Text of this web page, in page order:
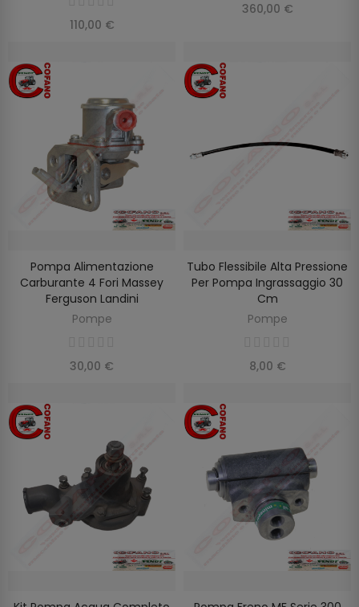
110,00 €
360,00 €
AGGIUNGI AL CARRELLO
Pompa Alimentazione
Carburante 4 Fori Massey
Ferguson Landini
Pompe
30,00 €
AGGIUNGI AL CARRELLO
Tubo Flessibile Alta Pressione
Per Pompa Ingrassaggio 30
Cm
Pompe
8,00 €